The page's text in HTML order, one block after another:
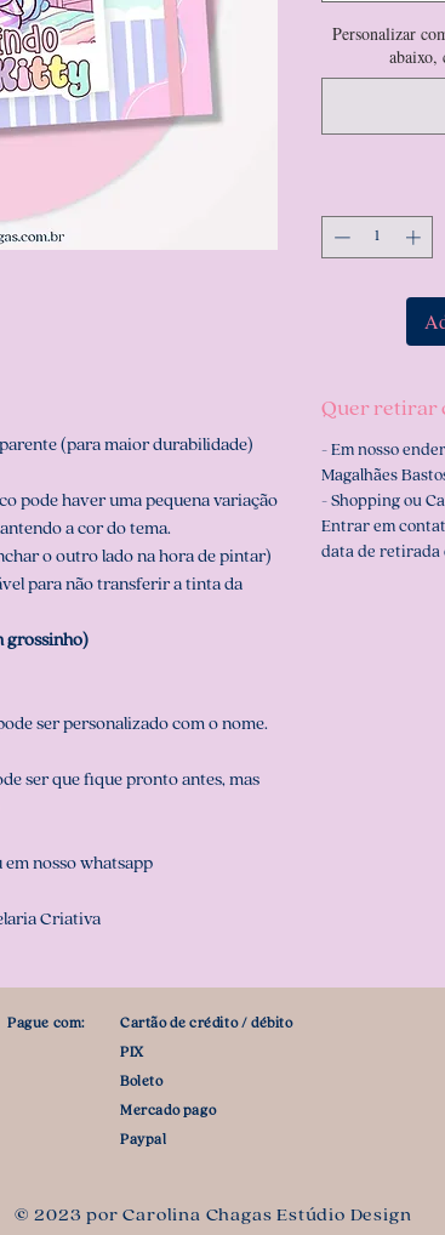
(para maior durabilidade)
pode haver uma pequena variação
a cor do tema.
o outro lado na hora de pintar)
para não transferir a tinta da
grossinho)
ser personalizado com o nome.
ser que fique pronto antes, mas
nosso whatsapp
Criativa
Personalizar
abaixo,
Quer retirar
- Em nosso
Magalhães
- Shopping ou
Entrar em
data de retirada
Pague com:
Cartão de crédito / débito
PIX
Boleto
Mercado pago
Paypal
© 2023 por Carolina Chagas Estúdio Design